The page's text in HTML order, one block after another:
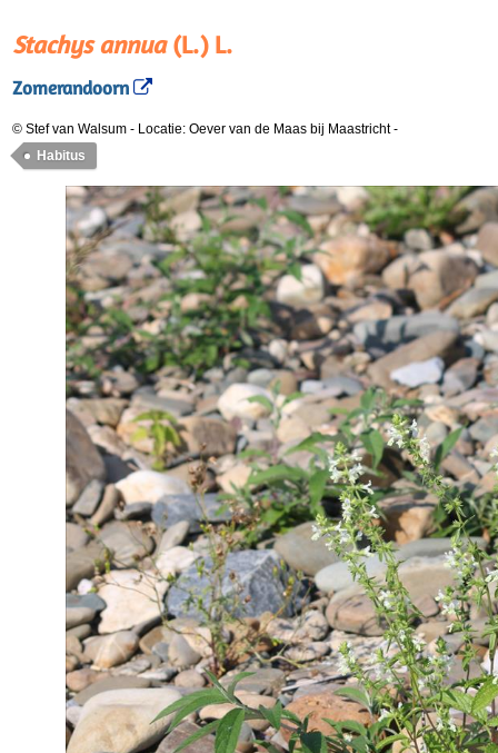
Stachys annua(L.) L.
Zomerandoorn
© Stef van Walsum - Locatie: Oever van de Maas bij Maastricht-
Habitus